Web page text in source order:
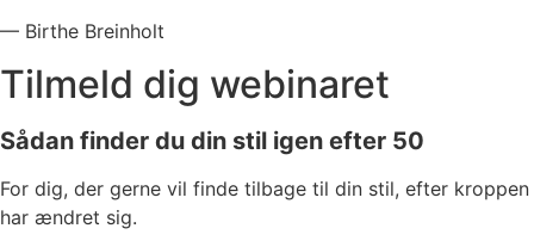
— Birthe Breinholt
Tilmeld dig webinaret
Sådan finder du din stil igen efter 50
For dig, der gerne vil finde tilbage til din stil, efter kroppen
har ændret sig.